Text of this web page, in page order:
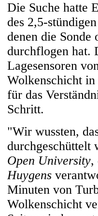
Die Suche hatte
des 2,5-
denen die
durchflogen hat.
Lagesensoren
Wolkenschicht
für das
Schritt.
"Wir wussten,
durchgeschüttelt
Open University,
Huygens
Minuten von
Wolkenschicht